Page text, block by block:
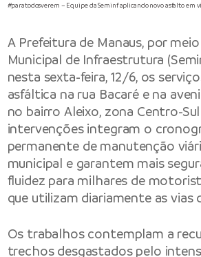
#paratodosverem – Equipe da Seminf aplicando novo asfalto em
A Prefeitura de Manaus, por
Municipal de Infraestrutura
nesta sexta-feira, 12/6, os
asfáltica na rua Bacaré e na
no bairro Aleixo, zona Centro-
intervenções integram o
permanente de manutenção
municipal e garantem mais
fluidez para milhares de
que utilizam diariamente as vias
Os trabalhos contemplam a
trechos desgastados pelo